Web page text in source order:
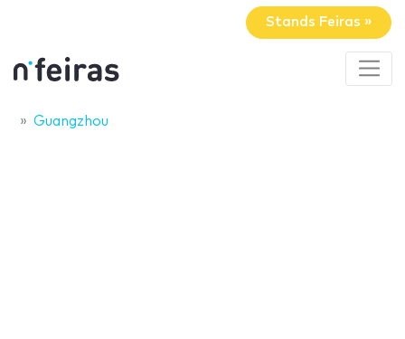
Stands Feiras »
Guangzhou